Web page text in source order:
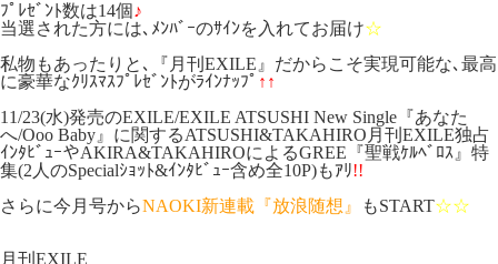
ﾌﾟﾚｾﾞﾝﾄ数は14個♪
当選された方には､ﾒﾝﾊﾞｰのｻｲﾝを入れてお届け☆
私物もあったりと､『月刊EXILE』だからこそ実現可能な､最高
に豪華なｸﾘｽﾏｽﾌﾟﾚｾﾞﾝﾄがﾗｲﾝﾅｯﾌﾟ ↑↑
11/23(水)発売のEXILE/EXILE ATSUSHI New Single『あなた
へ/Ooo Baby』に関するATSUSHI&TAKAHIRO月刊EXILE独占
ｲﾝﾀﾋﾞｭｰやAKIRA&TAKAHIROによるGREE『聖戦ｹﾙﾍﾞﾛｽ』特
集(2人のSpecialｼｮｯﾄ&ｲﾝﾀﾋﾞｭｰ含め全10P)もｱﾘ!!
さらに今月号からNAOKI新連載『放浪随想』 もSTART☆☆
月刊EXILE